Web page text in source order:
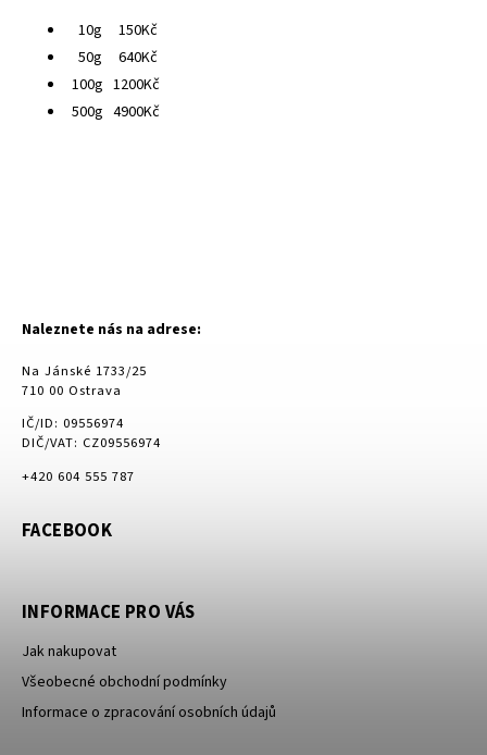
10g 150Kč
50g 640Kč
100g 1200Kč
500g 4900Kč
Naleznete nás na adrese:
Na Jánské 1733/25
710 00 Ostrava
IČ/ID: 09556974
DIČ/VAT: CZ09556974
+420 604 555 787
FACEBOOK
INFORMACE PRO VÁS
Jak nakupovat
Všeobecné obchodní podmínky
Informace o zpracování osobních údajů